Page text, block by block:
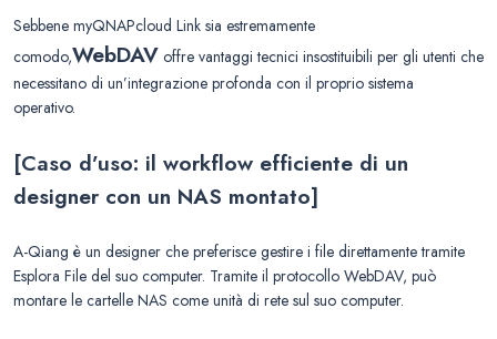
Sebbene myQNAPcloud Link sia estremamente
comodo,WebDAV offre vantaggi tecnici insostituibili per gli utenti che
necessitano di un’integrazione profonda con il proprio sistema
operativo.
[Caso d’uso: il workflow efficiente di un
designer con un NAS montato]
A-Qiang è un designer che preferisce gestire i file direttamente tramite
Esplora File del suo computer. Tramite il protocollo WebDAV, può
montare le cartelle NAS come unità di rete sul suo computer.